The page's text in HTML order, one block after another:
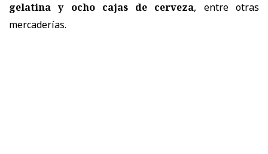
gelatina y ocho cajas de cerveza, entre otras
mercaderías.